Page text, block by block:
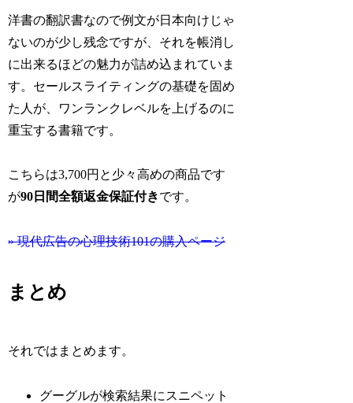
洋書の翻訳書なので例文が日本向けじゃ
ないのが少し残念ですが、それを帳消し
に出来るほどの魅力が詰め込まれていま
す。セールスライティングの基礎を固め
た人が、ワンランクレベルを上げるのに
重宝する書籍です。
こちらは3,700円と少々高めの商品です
が90日間全額返金保証付きです。
» 現代広告の心理技術101の購入ページ
まとめ
それではまとめます。
グーグルが検索結果にスニペット